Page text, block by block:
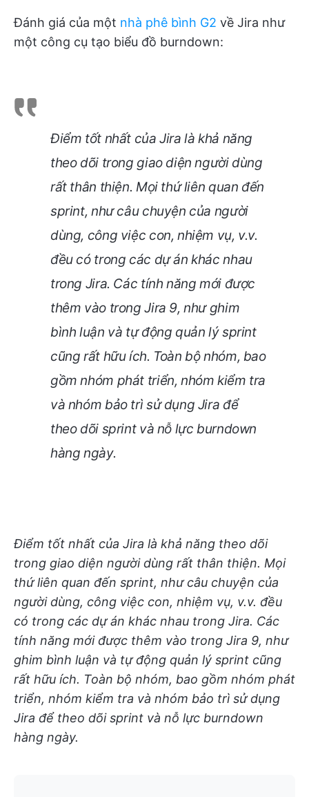
Đánh giá của một nhà phê bình G2 về Jira như
một công cụ tạo biểu đồ burndown:
Điểm tốt nhất của Jira là khả năng
theo dõi trong giao diện người dùng
rất thân thiện. Mọi thứ liên quan đến
sprint, như câu chuyện của người
dùng, công việc con, nhiệm vụ, v.v.
đều có trong các dự án khác nhau
trong Jira. Các tính năng mới được
thêm vào trong Jira 9, như ghim
bình luận và tự động quản lý sprint
cũng rất hữu ích. Toàn bộ nhóm, bao
gồm nhóm phát triển, nhóm kiểm tra
và nhóm bảo trì sử dụng Jira để
theo dõi sprint và nỗ lực burndown
hàng ngày.
Điểm tốt nhất của Jira là khả năng theo dõi
trong giao diện người dùng rất thân thiện. Mọi
thứ liên quan đến sprint, như câu chuyện của
người dùng, công việc con, nhiệm vụ, v.v. đều
có trong các dự án khác nhau trong Jira. Các
tính năng mới được thêm vào trong Jira 9, như
ghim bình luận và tự động quản lý sprint cũng
rất hữu ích. Toàn bộ nhóm, bao gồm nhóm phát
triển, nhóm kiểm tra và nhóm bảo trì sử dụng
Jira để theo dõi sprint và nỗ lực burndown
hàng ngày.